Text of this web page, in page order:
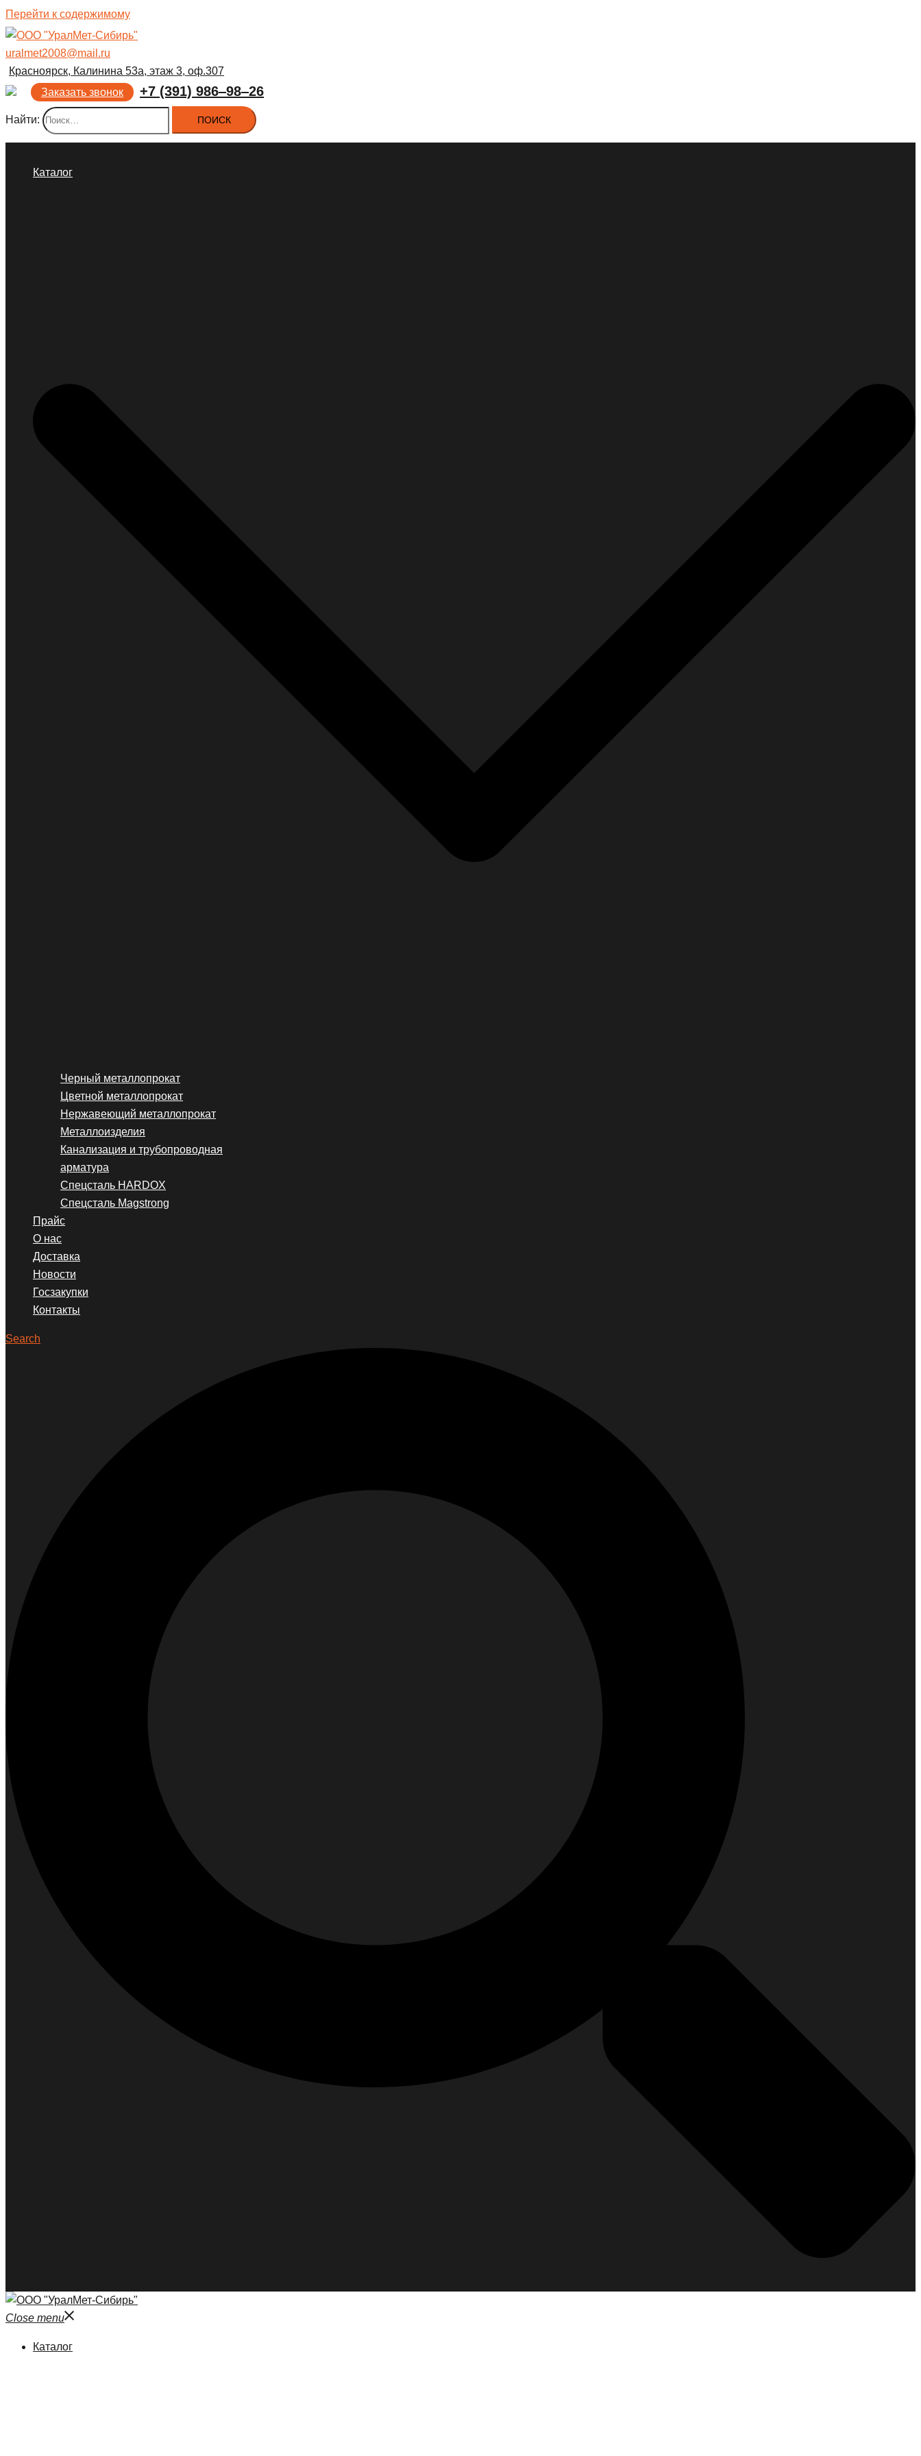
Перейти к содержимому
uralmet2008@mail.ru
Красноярск, Калинина 53а, этаж 3, оф.307
Заказать звонок
+7 (391) 986‒98‒26
Найти:
Каталог
Черный металлопрокат
Цветной металлопрокат
Нержавеющий металлопрокат
Металлоизделия
Канализация и трубопроводная
арматура
Спецсталь HARDOX
Спецсталь Magstrong
Прайс
О нас
Доставка
Новости
Госзакупки
Контакты
Search
Close menu
Каталог